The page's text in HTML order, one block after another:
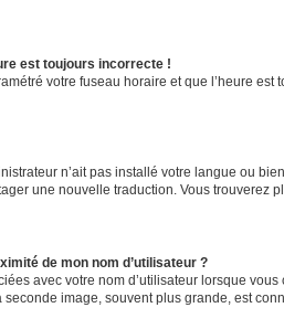
est toujours incorrecte !
votre fuseau horaire et que l’heure
n’ait pas installé votre langue ou
une nouvelle traduction. Vous trouverez
de mon nom d’utilisateur ?
avec votre nom d’utilisateur lorsque
image, souvent plus grande, est